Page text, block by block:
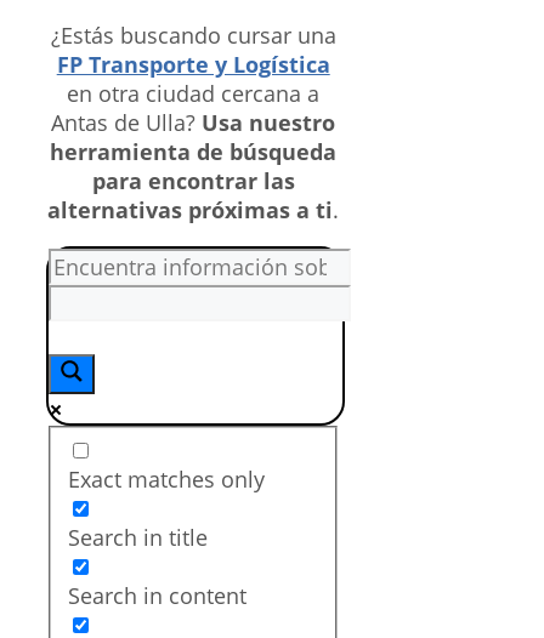
¿Estás buscando cursar una
FP Transporte y Logística
en otra ciudad cercana a
Antas de Ulla? Usa nuestro
herramienta de búsqueda
para encontrar las
alternativas próximas a ti.
Exact matches only
Search in title
Search in content